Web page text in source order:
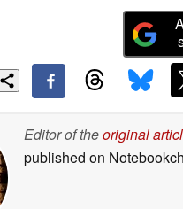
Editor of theoriginal
published on